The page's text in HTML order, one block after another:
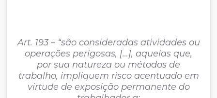
Art. 193 – “são consideradas atividades ou
operações perigosas, […], aquelas que,
por sua natureza ou métodos de
trabalho, impliquem risco acentuado em
virtude de exposição permanente do